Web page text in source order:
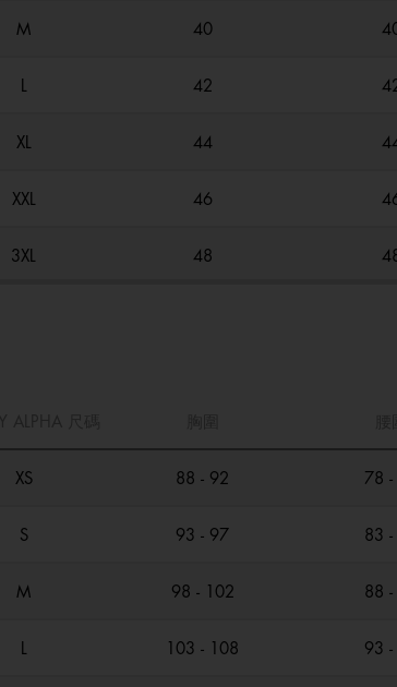
M 40
L 42
XL 44
XXL 46
3XL 48
XS 88 - 92 78 -
S 93 - 97 83 -
M 98 - 102 88 -
L 103 - 108 93 -